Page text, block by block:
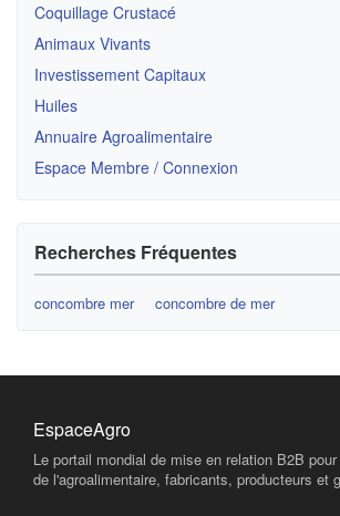
Coquillage Crustacé
Animaux Vivants
Investissement Capitaux
Huiles
Annuaire Agroalimentaire
Espace Membre / Connexion
Recherches Fréquentes
concombre mer concombre de mer
EspaceAgro
Le portail mondial de mise en relation B2B
de l'agroalimentaire, fabricants, producteurs et